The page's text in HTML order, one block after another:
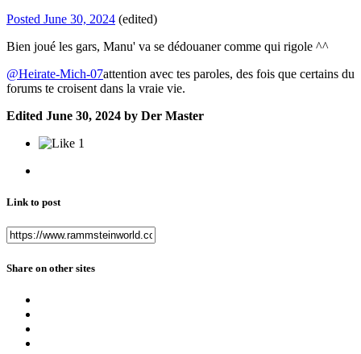
Posted June 30, 2024 (edited)
Bien joué les gars, Manu' va se dédouaner comme qui rigole ^^
@Heirate-Mich-07attention avec tes paroles, des fois que certains du
forums te croisent dans la vraie vie.
Edited June 30, 2024 by Der Master
1
Link to post
Share on other sites